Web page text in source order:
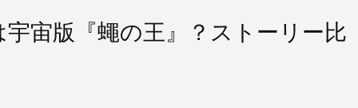
宙版『蠅の王』？ストーリー比